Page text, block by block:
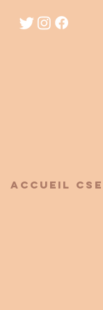
ACCUEIL